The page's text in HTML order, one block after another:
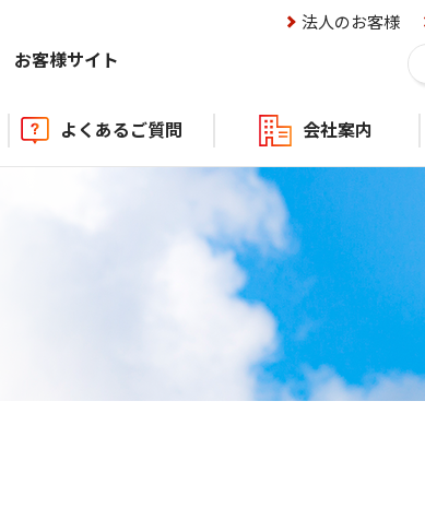
お客様サイト
法人のお客様
よくあるご質問 会社案内